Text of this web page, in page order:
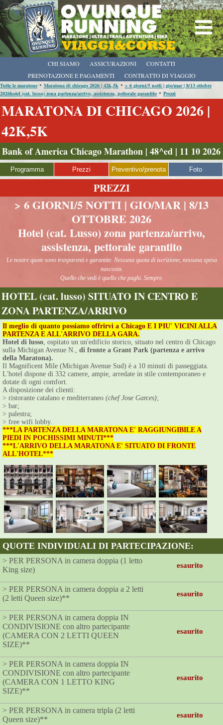
CHI SIAMO
PRENOTAZIONE E PAGAMENTI
CONTRATTO DI VIAGGIO
ASSICURAZIONI CONTATTI
Tutte le maratone • Maratona di chicago 2026 | 42k,5k • > 6 giorni/5 notti | gio/mar | 8/13 ottobre
2026hotel (cat. lusso) zona partenza/arrivo, assistenza, pettorale garantito • Prezzi
MARATONA DI CHICAGO 2026 |
42K,5K
Bank of America Chicago Marathon | 48^ed | 11 10 2026
Programma Prezzi Preventivo/prenota Foto
PREZZI
> 6 GIORNI/5 NOTTI | GIO/MAR | 8/13
OTTOBRE 2026
Hotel (cat. Lusso) zona partenza/arrivo,
assistenza, pettorale garantito
Le nostre quote sono trasparenti e garantite. Nessuna quota di iscrizione, nessuna spesa
nascosta.
Quello che vedi è quello che paghi. Sempre.
HOTEL (cat. lusso) SITUATO IN CENTRO E
ZONA PARTENZA/ARRIVO
Il meglio di quanto possiamo offrirvi a Chicago E I PIU' VICINI ALLA
PARTENZA E ALL'ARRIVO DELLA GARA.
Hotel di lusso , ospitato un un'edificio storico, situato nel centro di Chicago
sulla Michigan Avenue N., di fronte a Grant Park (partenza e arrivo
della Maratona).
Il Magnificent Mile (Michigan Avenue Sud) è a 10 minuti di passeggiata.
L'hotel dispone di 332 camere, ampie, arredate in stile contemporaneo e
dotate di ogni comfort.
A disposizione dei clienti:
> ristorante catalano e mediterraneo (chef Jose Garces);
> bar;
> palestra;
> free wifi lobby.
***LA PARTENZA DELLA MARATONA E' RAGGIUNGIBILE A
PIEDI IN POCHISSIMI MINUTI***
***L'ARRIVO DELLA MARATONA E' SITUATO DI FRONTE
ALL'HOTEL***
QUOTE INDIVIDUALI DI PARTECIPAZIONE:
> PER PERSONA in camera doppia (1 letto
King size)
esaurito
> PER PERSONA in camera doppia a 2 letti
(2 letti Queen size)**
esaurito
> PER PERSONA in camera doppia IN
CONDIVISIONE con altro partecipante
(CAMERA CON 2 LETTI QUEEN
SIZE)**
esaurito
> PER PERSONA in camera doppia IN
CONDIVISIONE con altro partecipante
(CAMERA CON 1 LETTO KING
SIZE)**
esaurito
> PER PERSONA in camera tripla (2 letti
Queen size)**
esaurito